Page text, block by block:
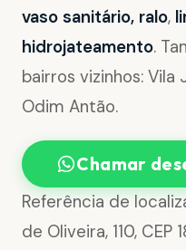
vaso sanitário, ralo,
hidrojateamento.
bairros vizinhos: Vila
Odim Antão.
Chamar
Referência de
de Oliveira, 110,